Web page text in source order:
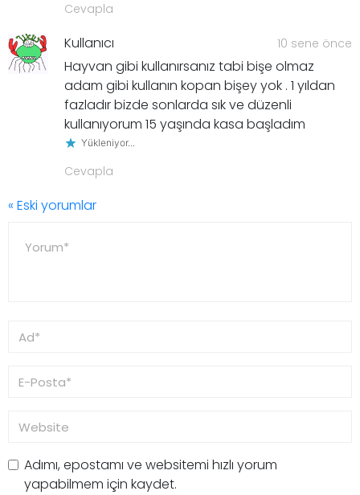
Cevapla
Kullanıcı 10 sene önce
Hayvan gibi kullanırsanız tabi bişe olmaz
adam gibi kullanın kopan bişey yok . 1 yıldan
fazladır bizde sonlarda sık ve düzenli
kullanıyorum 15 yaşında kasa başladım
Yükleniyor...
Cevapla
« Eski yorumlar
Adımı, epostamı ve websitemi hızlı yorum
yapabilmem için kaydet.